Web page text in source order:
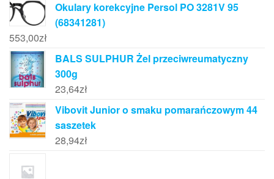
Okulary korekcyjne Persol PO 3281V 95
(68341281)
553,00zł
BALS SULPHUR Żel przeciwreumatyczny
300g
23,64zł
Vibovit Junior o smaku pomarańczowym 44
saszetek
28,94zł